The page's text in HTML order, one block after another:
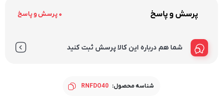
پرسش و پاسخ 0 پرسش و پاسخ
شما هم درباره این کالا پرسش ثبت کنید
شناسه محصول: RNFDO40